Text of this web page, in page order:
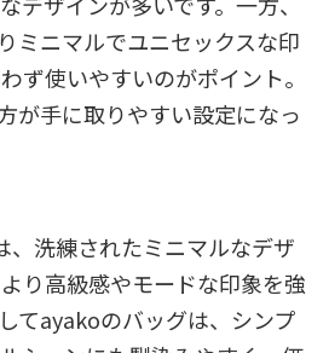
ミニマルでユニセックスな印
ず使いやすいのがポイント。
が手に取りやすい設定になっ
、洗練されたミニマルなデザ
り高級感やモードな印象を強
てayakoのバッグは、シンプ